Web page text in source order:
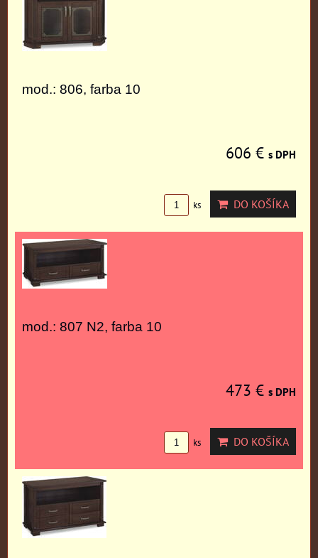
mod.: 806, farba 10
606 € s DPH
ks DO KOŠÍKA
mod.: 807 N2, farba 10
473 € s DPH
ks DO KOŠÍKA